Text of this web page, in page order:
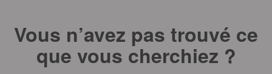
Vous n’avez pas trouvé ce
que vous cherchiez ?